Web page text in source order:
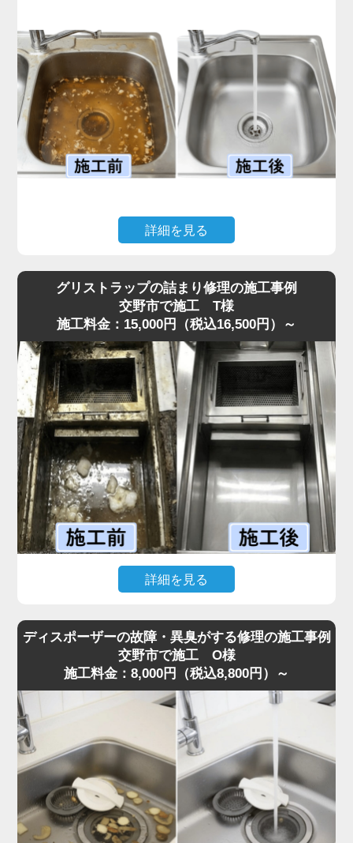
詳細を見る
ことで排水がまったく流れなくなり、シンクに汚水が逆流
してくる状態でした。
現場を確認すると、排水管内に油脂が厚い層となって固着
しており、S字トラップの内部がほぼ完全に塞がっていま
した。
プロの点検では、排水溝に流した油が冷えて固まり、長期
間蓄積された食材カスが原因と判明しました。
まずS字トラップと蛇腹ホースを分解し、内部の固着物を
丁寧に除去しました。
その後、流路を確保するため専用薬剤で内部を洗浄しまし
た。作業は30分ほどで完了し、排水もスムーズに回復する
ことができました。
「最短即日で来てもらえて助かった」と喜んでいただけま
した。
なく安心してご依頼いただけます。
グリストラップの詰まり修理の施工事例
交野市で施工 T様
施工料金：15,000円（税込16,500円）～
詳細を見る
水が逆流して厨房が使えない」と最短即日での緊急依頼が
確認すると、第1槽のバスケットには生ゴミが溢れ、第2槽
には油脂が層状に固着。さらに、気化した油が排水管上部
に膜を作り、流れを完全に塞いでいる状態でした。
また、異物が第3槽まで通過しており、油分と絡み合って
大きな固まりを作っていたことも詰まりの原因です。
これまでの施工経験から通常清掃では不十分と判断し、業
務用高圧洗浄機で排水管からグリストラップ内部まで徹底
洗浄。油脂と蓄積した汚れをすべて除去し、排水が一気に
改善しました。
ディスポーザーの故障・異臭がする修理の施工事例
交野市で施工 O様
施工料金：8,000円（税込8,800円）～